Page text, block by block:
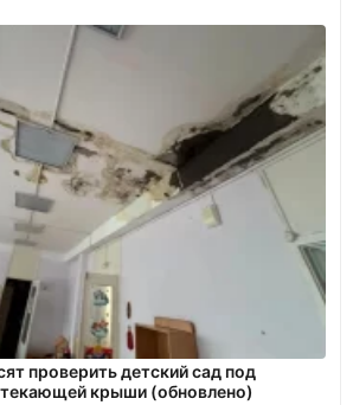
проверить детский сад под
крыши (обновлено)